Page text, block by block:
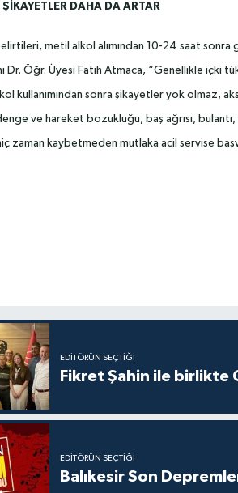
DAHA DA ARTAR
metil alkol alımından 10-24 saat
Dr. Öğr. Üyesi Fatih Atmaca, “Genellikle
kullanımından sonra şikayetler yok olmaz,
ve hareket bozukluğu, baş ağrısı,
zaman kaybetmeden mutlaka acil servise
EDITÖRÜN SEÇTIĞI
Fikret Şahin ile birlikte
EDITÖRÜN SEÇTIĞI
Balıkesir Son